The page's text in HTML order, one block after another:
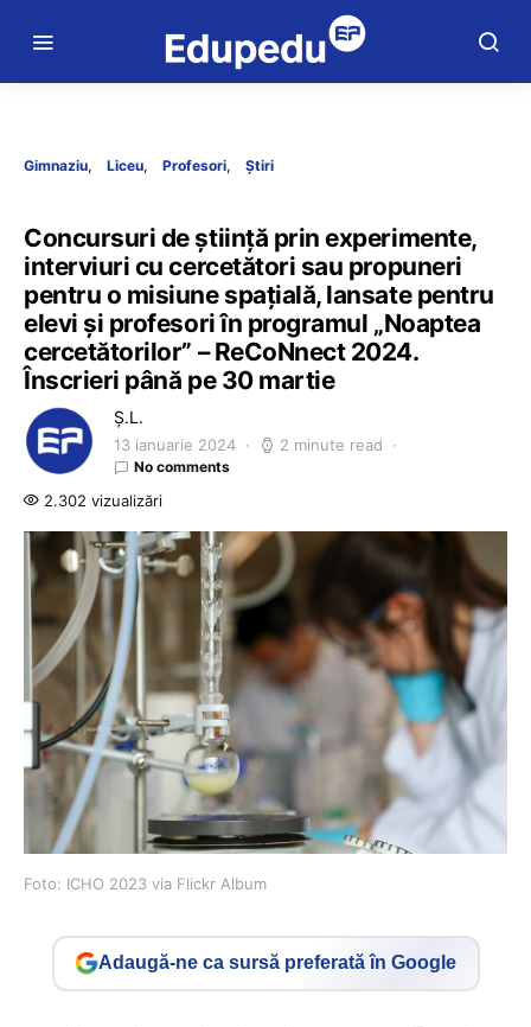
Gimnaziu Liceu Profesori Știri
Concursuri de știință prin experimente,
interviuri cu cercetători sau propuneri
pentru o misiune spațială, lansate pentru
elevi și profesori în programul „Noaptea
cercetătorilor” – ReCoNnect 2024.
Înscrieri până pe 30 martie
Ș.L.
13 ianuarie 2024 2 minute read
No comments
2.302 vizualizări
Foto: ICHO 2023 via Flickr Album
Adaugă-ne ca sursă preferată în Google